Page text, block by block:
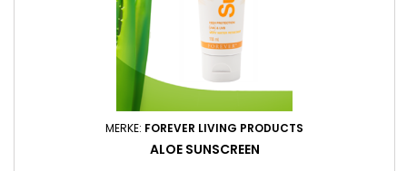
MERKE: FOREVER LIVING PRODUCTS
ALOE SUNSCREEN